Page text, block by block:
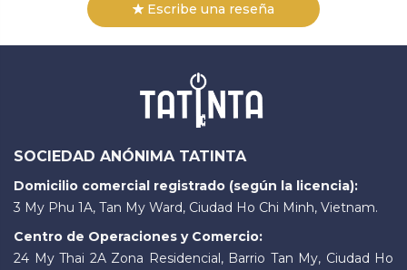
Escribe una reseña
SOCIEDAD ANÓNIMA TATINTA
Domicilio comercial registrado (según la licencia):
3 My Phu 1A, Tan My Ward, Ciudad Ho Chi Minh, Vietnam.
Centro de Operaciones y Comercio:
24 My Thai 2A Zona Residencial, Barrio Tan My, Ciudad Ho